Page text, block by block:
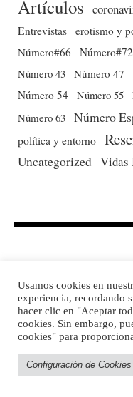
Artículos
Entrevistas erotismo y
Número#66
Número#72
Número 43 Número 47
Número 54 Número 55
Número 63 Número
política y entorno
Uncategorized Vidas
DIRECTORIO
Usamos cookies en
experiencia, recordando
hacer clic en "Aceptar
cookies. Sin embargo,
cookies" para
Configuración de Cookies